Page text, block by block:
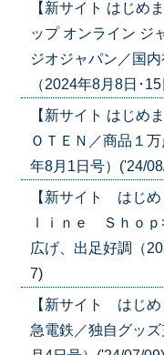
【新サイト はじめ
ップ オンライン
ジオジャパン／国
（2024年8月8日･
【新サイト はじ
ＯＴＥＮ／商品１
年8月1日号）('24/
【新サイト はじ
ｌｉｎｅ Ｓｈｏ
広げ、出足好調（
7)
【新サイト はじ
急電鉄／独自グッ